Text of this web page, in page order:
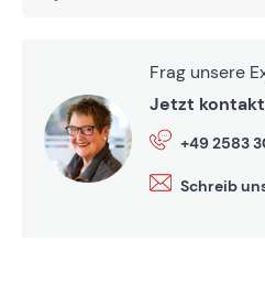
Frag unsere
Jetzt
+49 2583
Schreib